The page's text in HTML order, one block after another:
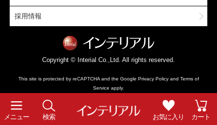
メニュー 検索 お気に入り カート
採用情報
Copyright © Interial Co.,Ltd. All rights reserved.
This site is protected by reCAPTCHA and the Google Privacy Policyand Terms of
Service apply.